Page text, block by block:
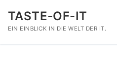
Inhalt
springen
TASTE-OF-IT
EIN EINBLICK IN DIE WELT DER IT.